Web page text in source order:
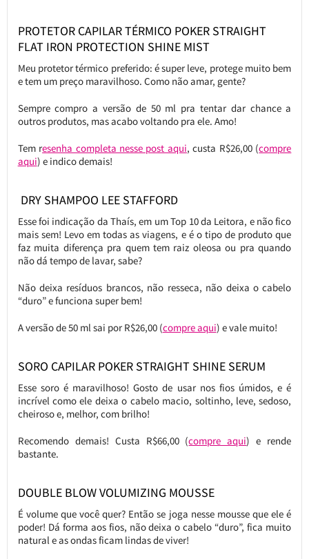
PROTETOR CAPILAR TÉRMICO POKER STRAIGHT
FLAT IRON PROTECTION SHINE MIST
Meu protetor térmico preferido: é super leve, protege muito bem
e tem um preço maravilhoso. Como não amar, gente?
Sempre compro a versão de 50 ml pra tentar dar chance a
outros produtos, mas acabo voltando pra ele. Amo!
Tem resenha completa nesse post aqui, custa R$26,00 (compre
aqui) e indico demais!
DRY SHAMPOO LEE STAFFORD
Esse foi indicação da Thaís, em um Top 10 da Leitora, e não fico
mais sem! Levo em todas as viagens, e é o tipo de produto que
faz muita diferença pra quem tem raiz oleosa ou pra quando
não dá tempo de lavar, sabe?
Não deixa resíduos brancos, não resseca, não deixa o cabelo
“duro” e funciona super bem!
A versão de 50 ml sai por R$26,00 (compre aqui) e vale muito!
SORO CAPILAR POKER STRAIGHT SHINE SERUM
Esse soro é maravilhoso! Gosto de usar nos fios úmidos, e é
incrível como ele deixa o cabelo macio, soltinho, leve, sedoso,
cheiroso e, melhor, com brilho!
Recomendo demais! Custa R$66,00 (compre aqui) e rende
bastante.
DOUBLE BLOW VOLUMIZING MOUSSE
É volume que você quer? Então se joga nesse mousse que ele é
poder! Dá forma aos fios, não deixa o cabelo “duro”, fica muito
natural e as ondas ficam lindas de viver!